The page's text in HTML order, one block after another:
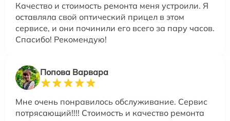
Качество и стоимость ремонта меня устроили. Я
оставляла свой оптический прицел в этом
сервисе, и они починили его всего за пару часов.
Спасибо! Рекомендую!
Попова Варвара
Мне очень понравилось обслуживание. Сервис
потрясающий!!!! Стоимость и качество ремонта